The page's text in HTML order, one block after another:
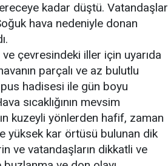
kadar düştü. Vatandaşlar
hava nedeniyle donan
çevresindeki iller için uyarıda
parçalı ve az bulutlu
hadisesi ile gün boyu
sıcaklığının mevsim
kuzeyli yönlerden hafif, zaman
yüksek kar örtüsü bulunan dik
ve vatandaşların dikkatli ve